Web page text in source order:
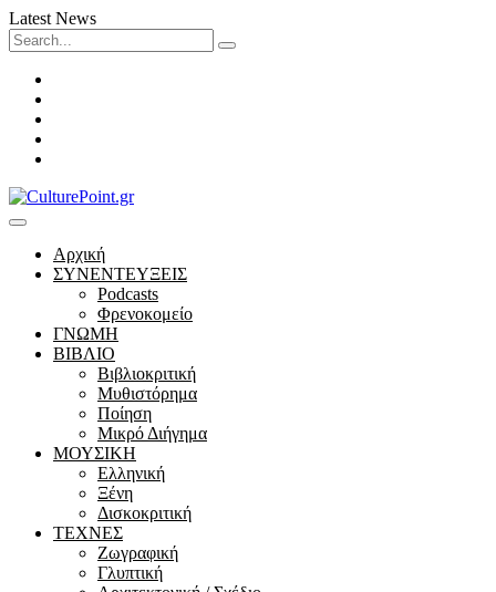
Latest News
Search
for:
Αρχική
ΣΥΝΕΝΤΕΥΞΕΙΣ
Podcasts
Φρενοκομείο
ΓΝΩΜΗ
ΒΙΒΛΙΟ
Βιβλιοκριτική
Μυθιστόρημα
Ποίηση
Μικρό Διήγημα
ΜΟΥΣΙΚΗ
Ελληνική
Ξένη
Δισκοκριτική
ΤΕΧΝΕΣ
Ζωγραφική
Γλυπτική